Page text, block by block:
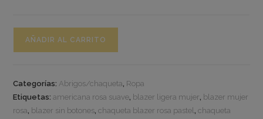
AÑADIR AL CARRITO
Categorías:Abrigos/chaqueta, Ropa
Etiquetas:americana rosa suave, blazer ligera mujer, blazer mujer
rosa, blazer sin botones,chaqueta blazer rosa pastel,chaqueta